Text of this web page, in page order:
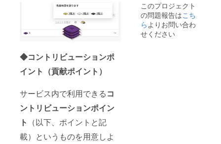
◆コントリビューションポ
イント（貢献ポイント）
サービス内で利用できるコ
ントリビューションポイン
ト （以下、ポイントと記
載）というものを用意しよ
このプロジェクト
の問題報告はこち
らよりお問い合わ
せください